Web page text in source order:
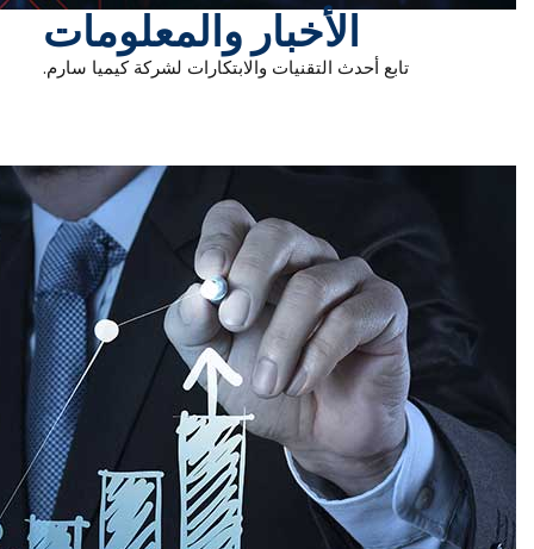
الأخبار والمعلومات
تابع أحدث التقنيات والابتكارات لشركة كيميا سارم.